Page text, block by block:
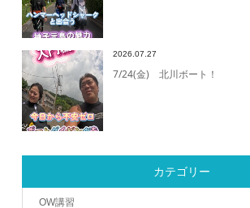
2026.07.27
7/24(金) 北川ボート！
カテゴリー
OW講習